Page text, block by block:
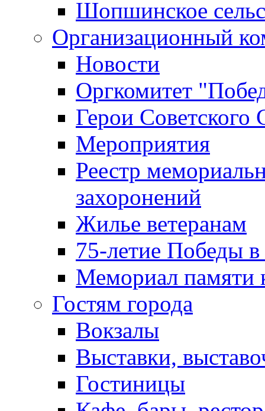
Шопшинское
Организационный
Новости
Оргкомитет
Герои Советского
Мероприятия
Реестр
захоронений
Жилье ветеранам
75-летие Победы
Мемориал памяти
Гостям города
Вокзалы
Выставки,
Гостиницы